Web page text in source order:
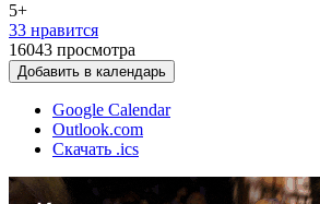
5+
33 нравится
16043 просмотра
Добавить в календарь
Google Calendar
Outlook.com
Скачать .ics